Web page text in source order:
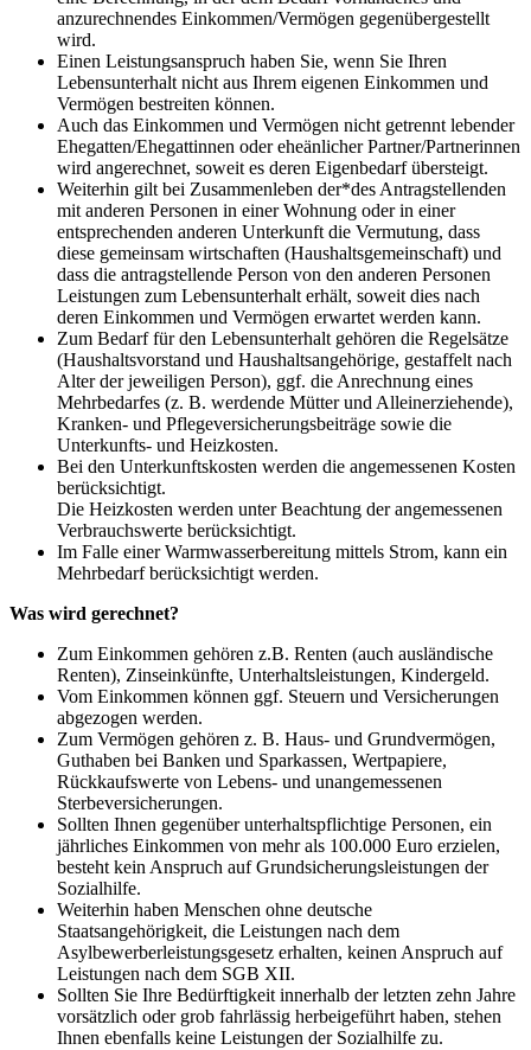
anzurechnendes Einkommen/Vermögen gegenübergestellt
wird.
Einen Leistungsanspruch haben Sie, wenn Sie Ihren
Lebensunterhalt nicht aus Ihrem eigenen Einkommen und
Vermögen bestreiten können.
Auch das Einkommen und Vermögen nicht getrennt lebender
Ehegatten/Ehegattinnen oder eheänlicher Partner/Partnerinnen
wird angerechnet, soweit es deren Eigenbedarf übersteigt.
Weiterhin gilt bei Zusammenleben der*des Antragstellenden
mit anderen Personen in einer Wohnung oder in einer
entsprechenden anderen Unterkunft die Vermutung, dass
diese gemeinsam wirtschaften (Haushaltsgemeinschaft) und
dass die antragstellende Person von den anderen Personen
Leistungen zum Lebensunterhalt erhält, soweit dies nach
deren Einkommen und Vermögen erwartet werden kann.
Zum Bedarf für den Lebensunterhalt gehören die Regelsätze
(Haushaltsvorstand und Haushaltsangehörige, gestaffelt nach
Alter der jeweiligen Person), ggf. die Anrechnung eines
Mehrbedarfes (z. B. werdende Mütter und Alleinerziehende),
Kranken- und Pflegeversicherungsbeiträge sowie die
Unterkunfts- und Heizkosten.
Bei den Unterkunftskosten werden die angemessenen Kosten
berücksichtigt.
Die Heizkosten werden unter Beachtung der angemessenen
Verbrauchswerte berücksichtigt.
Im Falle einer Warmwasserbereitung mittels Strom, kann ein
Mehrbedarf berücksichtigt werden.
Was wird gerechnet?
Zum Einkommen gehören z.B. Renten (auch ausländische
Renten), Zinseinkünfte, Unterhaltsleistungen, Kindergeld.
Vom Einkommen können ggf. Steuern und Versicherungen
abgezogen werden.
Zum Vermögen gehören z. B. Haus- und Grundvermögen,
Guthaben bei Banken und Sparkassen, Wertpapiere,
Rückkaufswerte von Lebens- und unangemessenen
Sterbeversicherungen.
Sollten Ihnen gegenüber unterhaltspflichtige Personen, ein
jährliches Einkommen von mehr als 100.000 Euro erzielen,
besteht kein Anspruch auf Grundsicherungsleistungen der
Sozialhilfe.
Weiterhin haben Menschen ohne deutsche
Staatsangehörigkeit, die Leistungen nach dem
Asylbewerberleistungsgesetz erhalten, keinen Anspruch auf
Leistungen nach dem SGB XII.
Sollten Sie Ihre Bedürftigkeit innerhalb der letzten zehn Jahre
vorsätzlich oder grob fahrlässig herbeigeführt haben, stehen
Ihnen ebenfalls keine Leistungen der Sozialhilfe zu.